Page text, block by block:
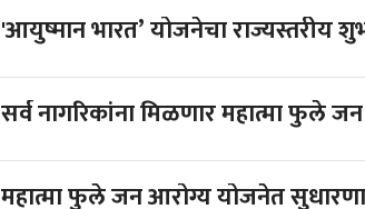
'आयुष्मान भारत’ योजनेचा राज्यस्तरीय
सर्व नागरिकांना मिळणार महात्मा फुले
महात्मा फुले जन आरोग्य योजनेत